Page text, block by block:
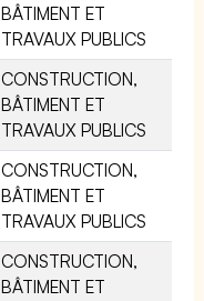
BÂTIMENT ET
TRAVAUX PUBLICS
CONSTRUCTION,
BÂTIMENT ET
TRAVAUX PUBLICS
CONSTRUCTION,
BÂTIMENT ET
TRAVAUX PUBLICS
CONSTRUCTION,
BÂTIMENT ET